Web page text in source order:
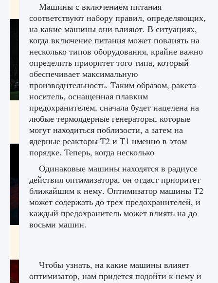
9 августа 2024 1 164 0 0
Как исправить ошибку EA FC 25 beta,
которая не работает
9 августа 2024 1 370 0 0
Машины с включением питания
соответствуют набору правил, определяющих,
на какие машины они влияют. В ситуациях,
когда включение питания может повлиять на
несколько типов оборудования, крайне важно
определить приоритет того типа, который
обеспечивает максимальную
производительность. Таким образом, ракета-
носитель, оснащенная плавким
предохранителем, сначала будет нацелена на
любые термоядерные генераторы, которые
могут находиться поблизости, а затем на
ядерные реакторы Т2 и Т1 именно в этом
порядке. Теперь, когда несколько
Одинаковые машины находятся в радиусе
действия оптимизатора, он отдаст приоритет
ближайшим к нему. Оптимизатор машины T2
может содержать до трех предохранителей, и
каждый предохранитель может влиять на до
восьми машин.
Чтобы узнать, на какие машины влияет
оптимизатор, нам придется подойти к нему и